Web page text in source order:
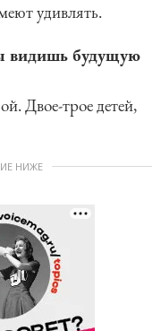
удивлять.
видишь будущую
Двое-трое детей,
НИЖЕ